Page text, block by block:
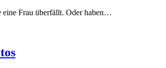
Frau überfällt. Oder haben…